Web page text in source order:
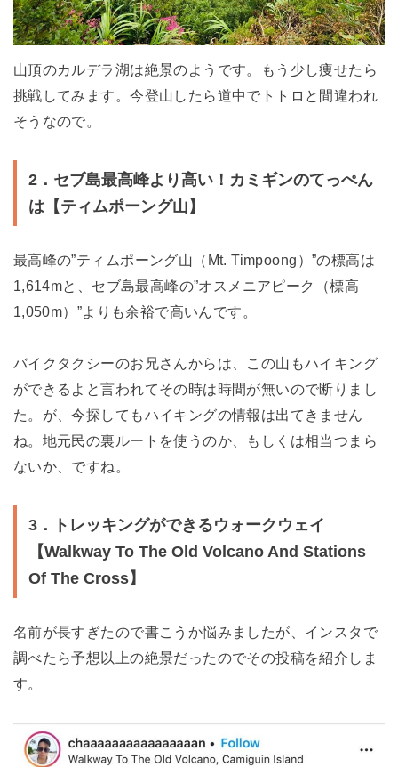
山頂のカルデラ湖は絶景のようです。もう少し痩せたら
挑戦してみます。今登山したら道中でトトロと間違われ
そうなので。
2．セブ島最高峰より高い！カミギンのてっぺん
は【ティムポーング山】
最高峰の”ティムポーング山（Mt. Timpoong）”の標高は
1,614mと、セブ島最高峰の”オスメニアピーク（標高
1,050m）”よりも余裕で高いんです。
バイクタクシーのお兄さんからは、この山もハイキング
ができるよと言われてその時は時間が無いので断りまし
た。が、今探してもハイキングの情報は出てきません
ね。地元民の裏ルートを使うのか、もしくは相当つまら
ないか、ですね。
3．トレッキングができるウォークウェイ
【Walkway To The Old Volcano And Stations
Of The Cross】
名前が長すぎたので書こうか悩みましたが、インスタで
調べたら予想以上の絶景だったのでその投稿を紹介しま
す。